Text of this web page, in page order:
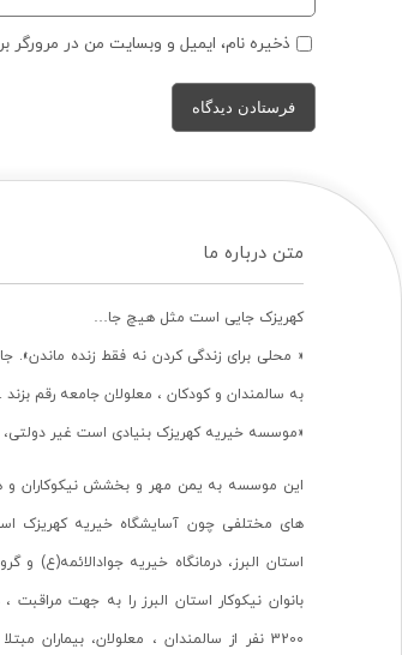
ذخیره نام، ایمیل و وبسایت من در مرورگر
متن درباره ما
کهریزک جایی است مثل هیچ جا…
« محلی برای زندگی کردن نه فقط زنده ماندن».
به سالمندان و کودکان ، معلولان جامعه رقم بزند .
«موسسه خیریه کهریزک بنیادی است غیر دولتی،
این موسسه به یمن مهر و بخشش نیکوکاران و
های مختلفی چون آسایشگاه خیریه کهریزک
استان البرز، درمانگاه خیریه جوادالائمه(ع) و
بانوان نیکوکار استان البرز را به جهت
3200 نفر از سالمندان ، معلولان،